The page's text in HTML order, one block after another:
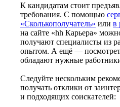
К кандидатам стоит
требования. С помощью
«Сколькополучатель» или в
на сайте «hh Карьера»
получают специалисты из
опытом. А ещё —
обладают нужные
Следуйте нескольким
получать отклики от
и подходящих соискателей: